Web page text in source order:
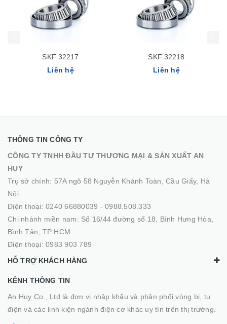
SKF 32217
Liên hệ
SKF 32218
Liên hệ
THÔNG TIN CÔNG TY
CÔNG TY TNHH ĐẦU TƯ THƯƠNG MẠI & SẢN XUẤT AN
HUY
Trụ sở chính: 57A ngõ 58 Nguyễn Khánh Toàn, Cầu Giấy, Hà
Nội
Điện thoại: 0240 66880039 - 0988.508.333
Chi nhánh miền nam: Số 16/44 đường số 18, Bình Hưng Hòa,
Bình Tân, TP HCM
Điện thoại: 0983 903 789
HỖ TRỢ KHÁCH HÀNG
KÊNH THÔNG TIN
An Huy Co., Ltd là đơn vị nhập khẩu và phân phối vòng bi, tụ
điện và các linh kiện ngành điện cơ khác uy tín trên thị trường.